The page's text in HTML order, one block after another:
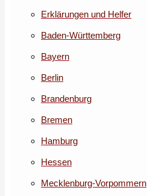
Erklärungen und Helfer
Baden-Württemberg
Bayern
Berlin
Brandenburg
Bremen
Hamburg
Hessen
Mecklenburg-Vorpommern